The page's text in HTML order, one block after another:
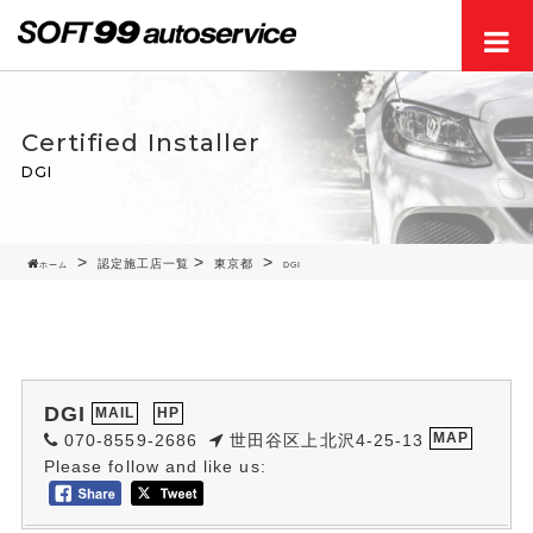
Certified Installer
DGI
ホーム 認定施工店一覧 東京都 DGI
DGI MAIL HP
070-8559-2686 世田谷区上北沢4-25-13 MAP
Please follow and like us: